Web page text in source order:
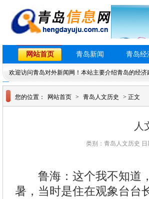
网站首页 青岛新闻 青岛经
欢迎访问青岛对外新闻网！本站主要介绍青岛的经
您的位置： 网站首页 > 青岛人文历史 > 正文
人
类别：青岛人文历史 日
鲁海：这个我不知道，
暑，当时是住在观象台台